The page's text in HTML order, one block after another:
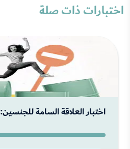
اختبارات ذات صلة
اختبار العلاقة السامة